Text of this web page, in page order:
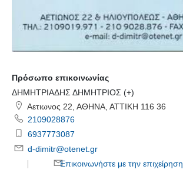
Πρόσωπο επικοινωνίας
ΔΗΜΗΤΡΙΑΔΗΣ ΔΗΜΗΤΡΙΟΣ (+)
Αετιωνος 22, ΑΘΗΝΑ, ΑΤΤΙΚΗ 116 36
2109028876
6937773087
d-dimitr@otenet.gr
Επικοινωνήστε με την επιχείρηση